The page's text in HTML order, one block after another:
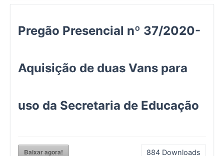
Pregão Presencial nº 37/2020-
Aquisição de duas Vans para
uso da Secretaria de Educação
Baixar agora! 884 Downloads